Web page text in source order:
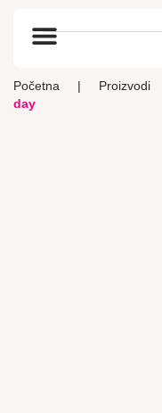
Početna | Proizvodi
day